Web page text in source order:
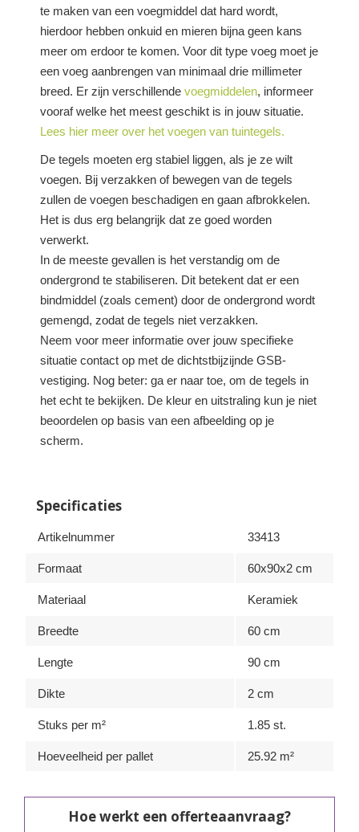
te maken van een voegmiddel dat hard wordt,
hierdoor hebben onkuid en mieren bijna geen kans
meer om erdoor te komen. Voor dit type voeg moet je
een voeg aanbrengen van minimaal drie millimeter
breed. Er zijn verschillende voegmiddelen, informeer
vooraf welke het meest geschikt is in jouw situatie.
Lees hier meer over het voegen van tuintegels.
De tegels moeten erg stabiel liggen, als je ze wilt
voegen. Bij verzakken of bewegen van de tegels
zullen de voegen beschadigen en gaan afbrokkelen.
Het is dus erg belangrijk dat ze goed worden
verwerkt.
In de meeste gevallen is het verstandig om de
ondergrond te stabiliseren. Dit betekent dat er een
bindmiddel (zoals cement) door de ondergrond wordt
gemengd, zodat de tegels niet verzakken.
Neem voor meer informatie over jouw specifieke
situatie contact op met de dichtstbijzijnde GSB-
vestiging. Nog beter: ga er naar toe, om de tegels in
het echt te bekijken. De kleur en uitstraling kun je niet
beoordelen op basis van een afbeelding op je
scherm.
Specificaties
Artikelnummer 33413
Formaat 60x90x2 cm
Materiaal Keramiek
Breedte 60 cm
Lengte 90 cm
Dikte 2 cm
Stuks per m² 1.85 st.
Hoeveelheid per pallet 25.92 m²
Hoe werkt een offerteaanvraag?